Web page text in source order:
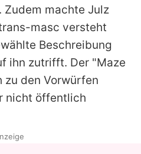
Zudem machte Julz
masc versteht
Beschreibung
ihn zutrifft. Der "Maze
zu den Vorwürfen
nicht öffentlich